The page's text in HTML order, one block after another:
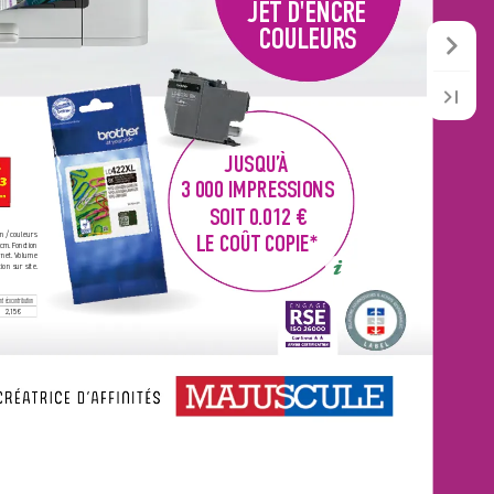
/ couleurs
Fonction
Volume
sur site.
écocontribution
2,15€
JET D'ENCRE
COULEURS
JUSQU’À
3 000 IMPRESSIONS
SOIT 0.012 €
LE COÛT COPIE*